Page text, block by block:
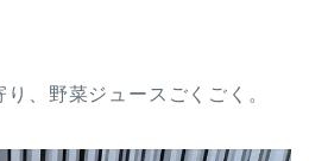
、野菜ジュースごくごく。